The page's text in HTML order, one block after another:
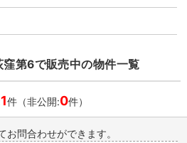
第6で販売中の物件一覧
1件（非公開:0件）
問合わせができます。